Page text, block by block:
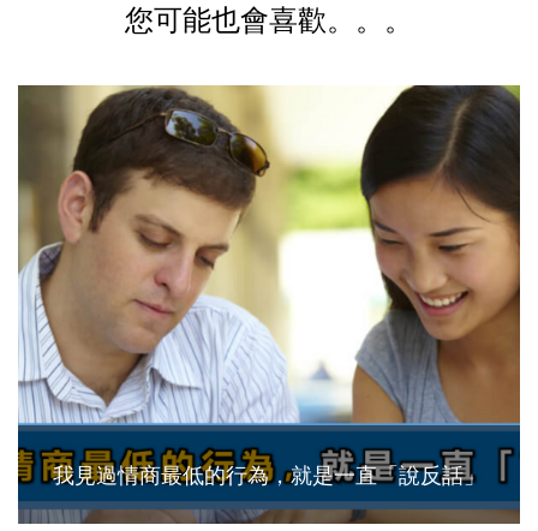
您可能也會喜歡。。。
我見過情商最低的行為，就是一直「說反話」